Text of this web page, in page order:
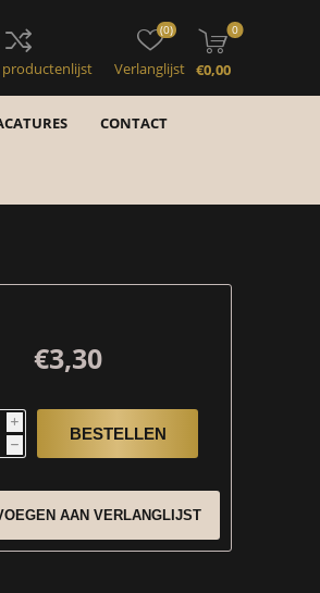
productenlijst Verlanglijst
(0) 0
€0,00
CONTACT
€3,30
i
h
AAN VERLANGLIJST